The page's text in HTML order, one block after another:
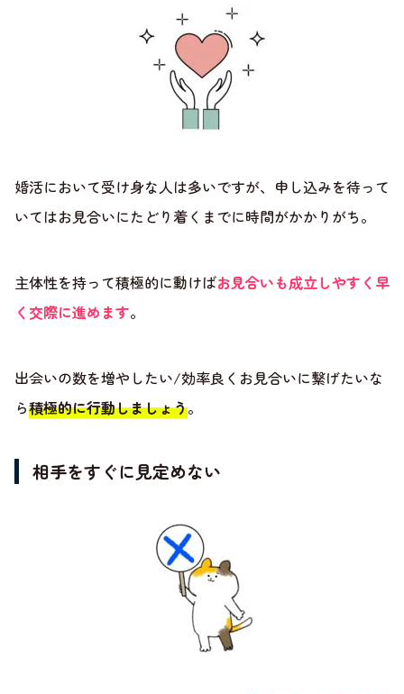
婚活において受け身な人は多いですが、申し込みを待って
いてはお見合いにたどり着くまでに時間がかかりがち。
主体性を持って積極的に動けばお見合いも成立しやすく早
く交際に進めます。
出会いの数を増やしたい/効率良くお見合いに繋げたいな
ら積極的に行動しましょう。
相手をすぐに見定めない